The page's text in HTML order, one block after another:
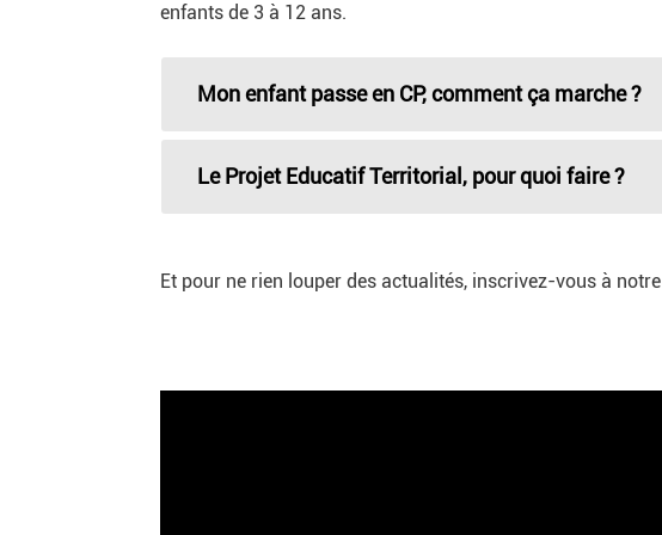
enfants de 3 à 12 ans.
Mon enfant passe en CP, comment ça marche ?
Le Projet Educatif Territorial, pour quoi faire ?
Et pour ne rien louper des actualités, inscrivez-vous à notre